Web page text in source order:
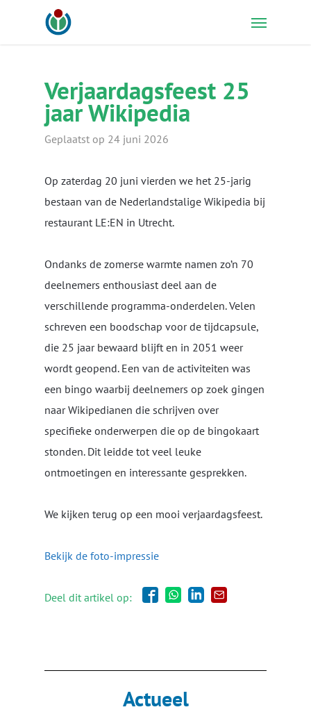
Menu
Verjaardagsfeest 25
jaar Wikipedia
Geplaatst op 24 juni 2026
Op zaterdag 20 juni vierden we het 25-jarig
bestaan van de Nederlandstalige Wikipedia bij
restaurant LE:EN in Utrecht.
Ondanks de zomerse warmte namen zo’n 70
deelnemers enthousiast deel aan de
verschillende programma-onderdelen. Velen
schreven een boodschap voor de tijdcapsule,
die 25 jaar bewaard blijft en in 2051 weer
wordt geopend. Een van de activiteiten was
een bingo waarbij deelnemers op zoek gingen
naar Wikipedianen die schrijven over
specifieke onderwerpen die op de bingokaart
stonden. Dit leidde tot veel leuke
ontmoetingen en interessante gesprekken.
We kijken terug op een mooi verjaardagsfeest.
Bekijk de foto-impressie
Deel dit artikel op:
Actueel